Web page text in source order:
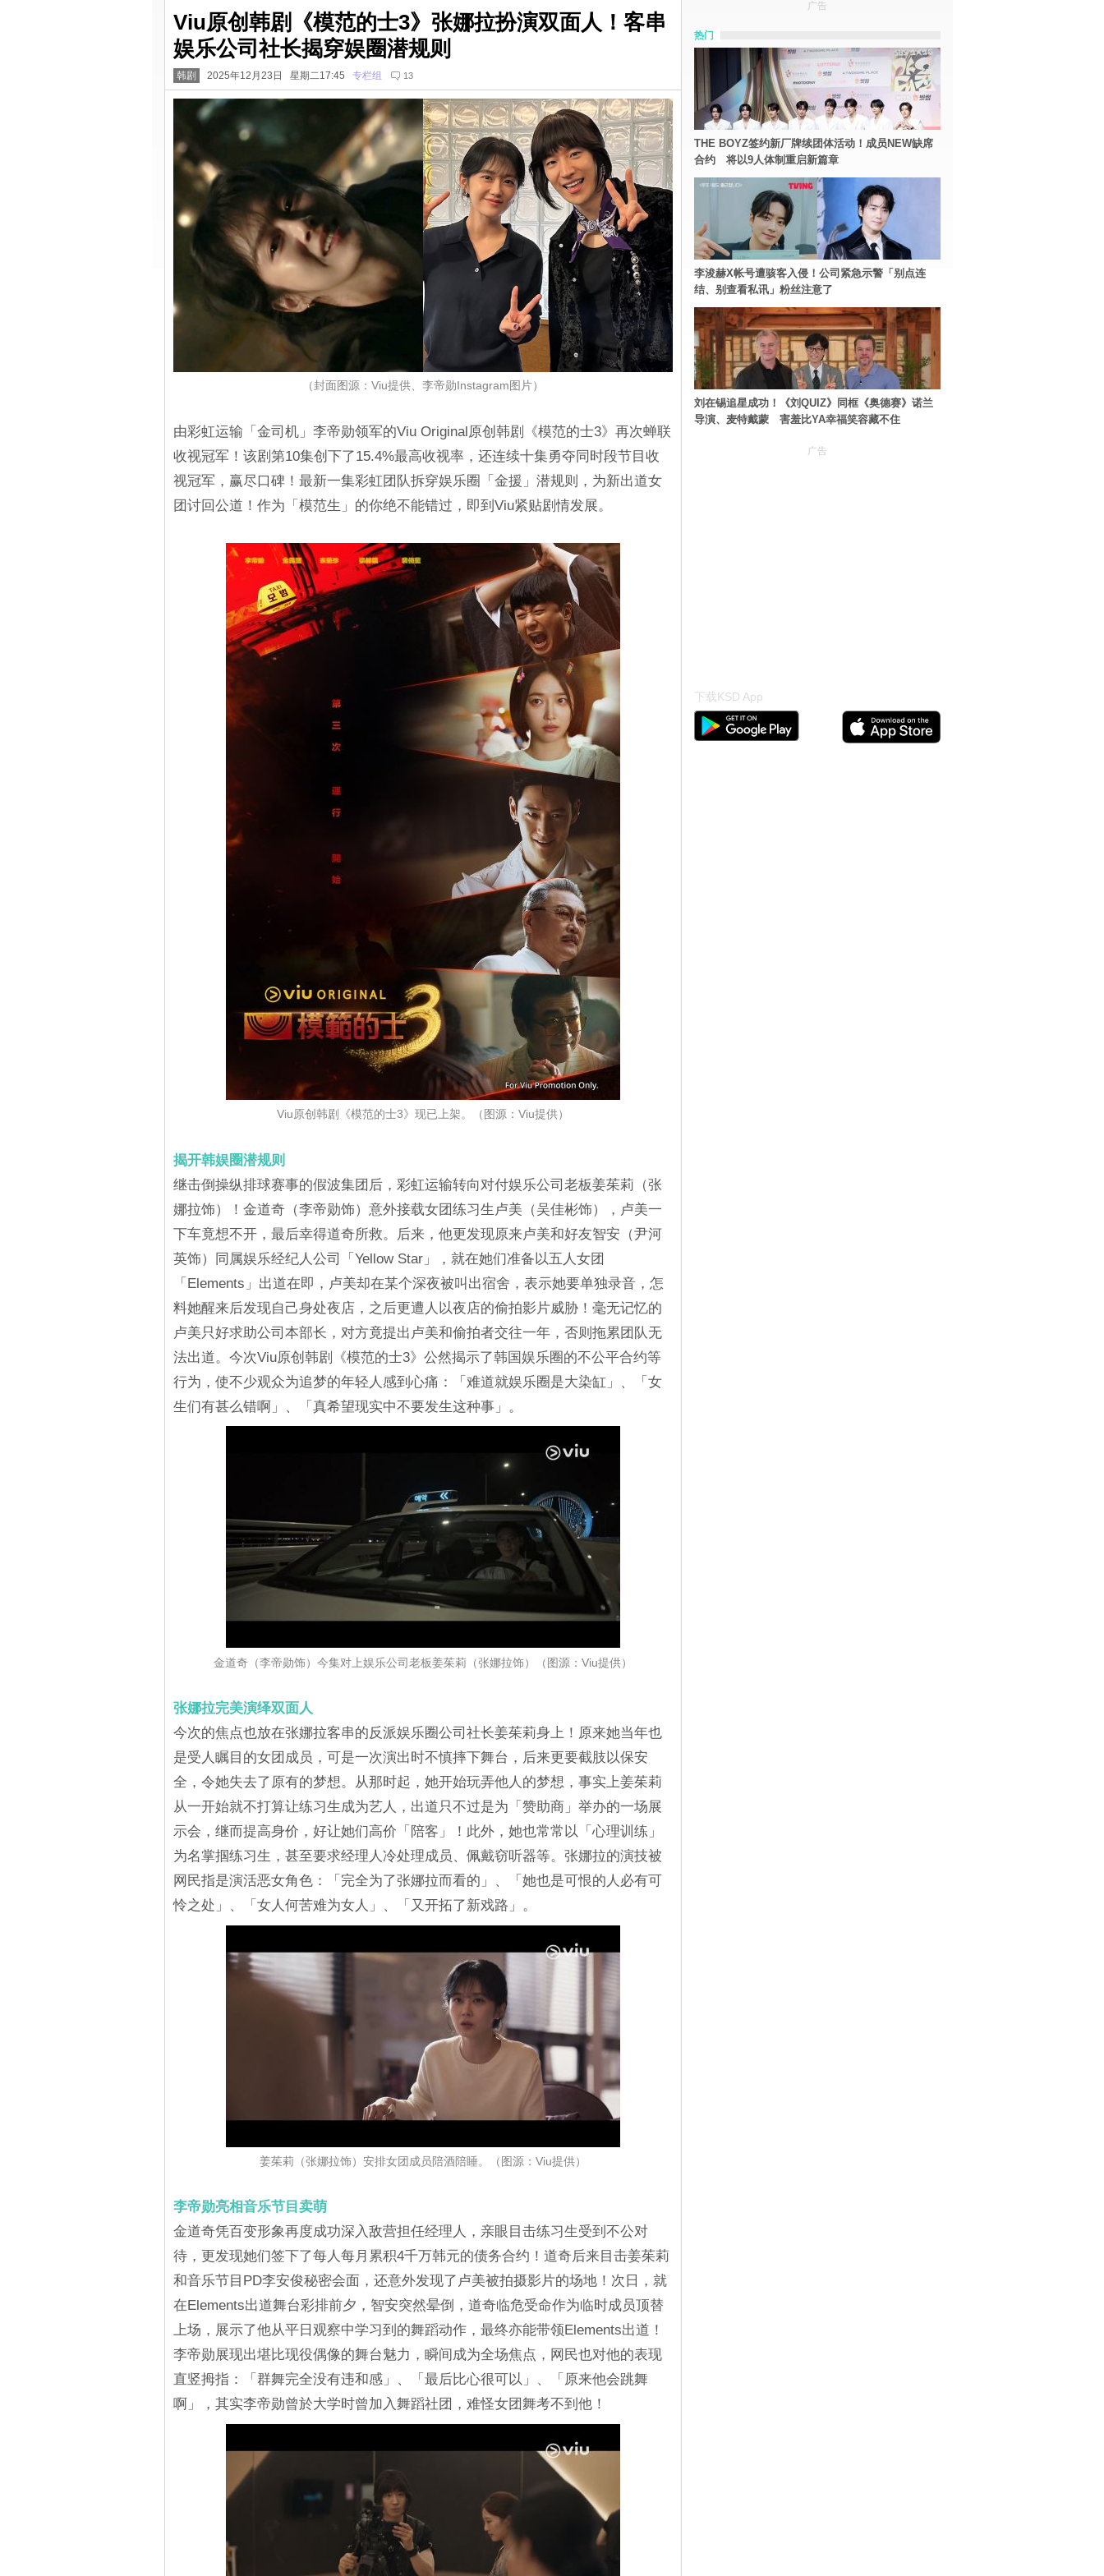
Viu原创韩剧《模范的士3》张娜拉扮演双面人！客串
娱乐公司社长揭穿娱圈潜规则
韩剧 2025年12月23日 星期二17:45 专栏组 13
（封面图源：Viu提供、李帝勋Instagram图片）
由彩虹运输「金司机」李帝勋领军的Viu Original原创韩剧《模范的士3》再次蝉联
收视冠军！该剧第10集创下了15.4%最高收视率，还连续十集勇夺同时段节目收
视冠军，赢尽口碑！最新一集彩虹团队拆穿娱乐圈「金援」潜规则，为新出道女
团讨回公道！作为「模范生」的你绝不能错过，即到Viu紧贴剧情发展。
Viu原创韩剧《模范的士3》现已上架。（图源：Viu提供）
揭开韩娱圈潜规则
继击倒操纵排球赛事的假波集团后，彩虹运输转向对付娱乐公司老板姜茱莉（张
娜拉饰）！金道奇（李帝勋饰）意外接载女团练习生卢美（吴佳彬饰），卢美一
下车竟想不开，最后幸得道奇所救。后来，他更发现原来卢美和好友智安（尹河
英饰）同属娱乐经纪人公司「Yellow Star」，就在她们准备以五人女团
「Elements」出道在即，卢美却在某个深夜被叫出宿舍，表示她要单独录音，怎
料她醒来后发现自己身处夜店，之后更遭人以夜店的偷拍影片威胁！毫无记忆的
卢美只好求助公司本部长，对方竟提出卢美和偷拍者交往一年，否则拖累团队无
法出道。今次Viu原创韩剧《模范的士3》公然揭示了韩国娱乐圈的不公平合约等
行为，使不少观众为追梦的年轻人感到心痛：「难道就娱乐圈是大染缸」、「女
生们有甚么错啊」、「真希望现实中不要发生这种事」。
金道奇（李帝勋饰）今集对上娱乐公司老板姜茱莉（张娜拉饰）（图源：Viu提供）
张娜拉完美演绎双面人
今次的焦点也放在张娜拉客串的反派娱乐圈公司社长姜茱莉身上！原来她当年也
是受人瞩目的女团成员，可是一次演出时不慎摔下舞台，后来更要截肢以保安
全，令她失去了原有的梦想。从那时起，她开始玩弄他人的梦想，事实上姜茱莉
从一开始就不打算让练习生成为艺人，出道只不过是为「赞助商」举办的一场展
示会，继而提高身价，好让她们高价「陪客」！此外，她也常常以「心理训练」
为名掌掴练习生，甚至要求经理人冷处理成员、佩戴窃听器等。张娜拉的演技被
网民指是演活恶女角色：「完全为了张娜拉而看的」、「她也是可恨的人必有可
怜之处」、「女人何苦难为女人」、「又开拓了新戏路」。
姜茱莉（张娜拉饰）安排女团成员陪酒陪睡。（图源：Viu提供）
李帝勋亮相音乐节目卖萌
金道奇凭百变形象再度成功深入敌营担任经理人，亲眼目击练习生受到不公对
待，更发现她们签下了每人每月累积4千万韩元的债务合约！道奇后来目击姜茱莉
和音乐节目PD李安俊秘密会面，还意外发现了卢美被拍摄影片的场地！次日，就
在Elements出道舞台彩排前夕，智安突然晕倒，道奇临危受命作为临时成员顶替
上场，展示了他从平日观察中学习到的舞蹈动作，最终亦能带领Elements出道！
李帝勋展现出堪比现役偶像的舞台魅力，瞬间成为全场焦点，网民也对他的表现
直竖拇指：「群舞完全没有违和感」、「最后比心很可以」、「原来他会跳舞
啊」，其实李帝勋曾於大学时曾加入舞蹈社团，难怪女团舞考不到他！
广告
热门
THE BOYZ签约新厂牌续团体活动！成员NEW缺席
合约 将以9人体制重启新篇章
李浚赫X帐号遭骇客入侵！公司紧急示警「别点连
结、别查看私讯」粉丝注意了
刘在锡追星成功！《刘QUIZ》同框《奥德赛》诺兰
导演、麦特戴蒙 害羞比YA幸福笑容藏不住
广告
下载KSD App